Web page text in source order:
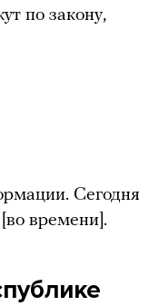
по закону,
Сегодня
времени].